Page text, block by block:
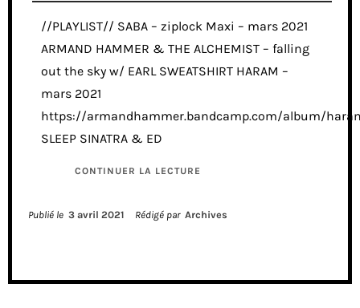
//PLAYLIST// SABA – ziplock Maxi – mars 2021
ARMAND HAMMER & THE ALCHEMIST – falling
out the sky w/ EARL SWEATSHIRT HARAM –
mars 2021
https://armandhammer.bandcamp.com/album/
SLEEP SINATRA & ED
CONTINUER LA LECTURE
Publié le 3 avril 2021 Rédigé par Archives